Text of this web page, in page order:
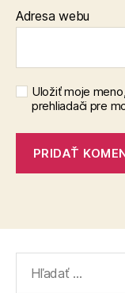
Adresa webu
Uložiť moje
prehliadači pre